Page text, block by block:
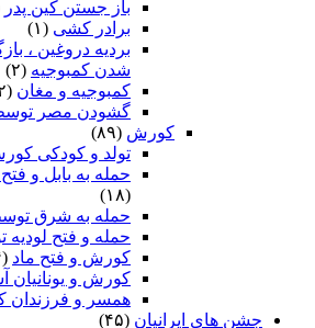
باز جستن کین پدر
برادر کشی (۱)
بردیه دروغین ،
شدن کمبوجیه (۲)
کمبوجیه و مغان (۲)
گشودن مصر
کورش (۸۹)
تولد و کودکی
حمله به بابل و
(۱۸)
حمله به شرق
حمله و فتح
کورش و فتح ماد (۴)
کورش و یونانیان
همسر و
جشن های ایرانیان (۴۵)